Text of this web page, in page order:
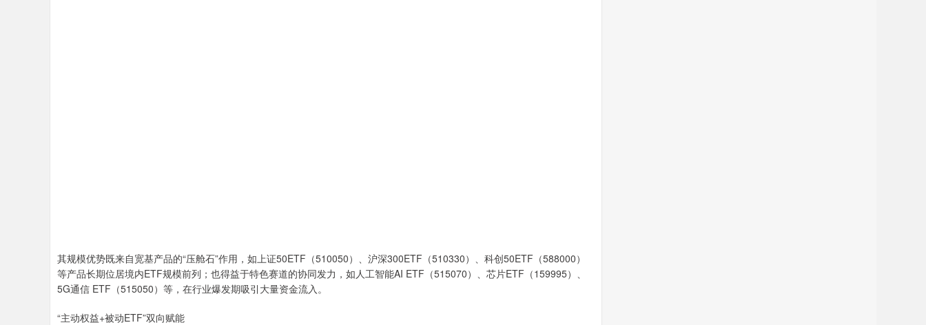
其规模优势既来自宽基产品的“压舱石”作用，如上证50ETF（510050）、沪深300ETF（510330）、科创50ETF（588000）
等产品长期位居境内ETF规模前列；也得益于特色赛道的协同发力，如人工智能AI ETF（515070）、芯片ETF（159995）、
5G通信 ETF（515050）等，在行业爆发期吸引大量资金流入。
“主动权益+被动ETF”双向赋能